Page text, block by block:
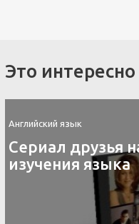
Это интересно
Английский язык
Сериал друзья
изучения языка